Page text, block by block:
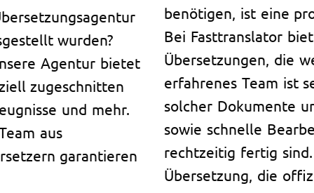
wurden?
Agentur bietet
zugeschnitten
und mehr.
aus
garantieren
benötigen, ist eine
Bei Fasttranslator
Übersetzungen, die
erfahrenes Team ist
solcher Dokumente
sowie schnelle
rechtzeitig fertig
Übersetzung, die